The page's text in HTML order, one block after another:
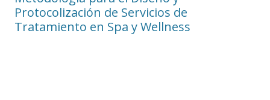
Protocolización de Servicios de
Tratamiento en Spa y Wellness